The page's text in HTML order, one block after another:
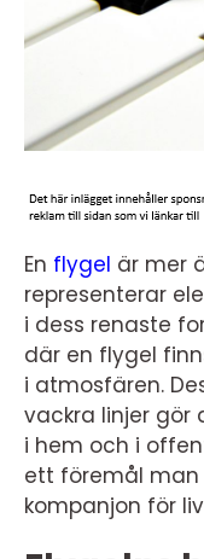
En flygel är mer
representerar
i dess renaste
där en flygel
i atmosfären.
vackra linjer gör
i hem och i
ett föremål man
kompanjon för